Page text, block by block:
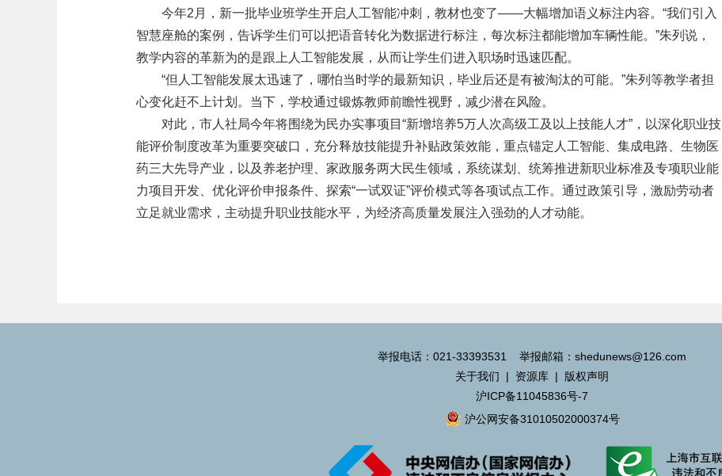
今年2月，新一批毕业班学生开启人工智能冲刺，教材也变了——大幅增加语义标注内容。“我们引入
智慧座舱的案例，告诉学生们可以把语音转化为数据进行标注，每次标注都能增加车辆性能。”朱列说，
教学内容的革新为的是跟上人工智能发展，从而让学生们进入职场时迅速匹配。
“但人工智能发展太迅速了，哪怕当时学的最新知识，毕业后还是有被淘汰的可能。”朱列等教学者担
心变化赶不上计划。当下，学校通过锻炼教师前瞻性视野，减少潜在风险。
对此，市人社局今年将围绕为民办实事项目“新增培养5万人次高级工及以上技能人才”，以深化职业技
能评价制度改革为重要突破口，充分释放技能提升补贴政策效能，重点锚定人工智能、集成电路、生物医
药三大先导产业，以及养老护理、家政服务两大民生领域，系统谋划、统筹推进新职业标准及专项职业能
力项目开发、优化评价申报条件、探索“一试双证”评价模式等各项试点工作。通过政策引导，激励劳动者
立足就业需求，主动提升职业技能水平，为经济高质量发展注入强劲的人才动能。
举报电话：021-33393531 举报邮箱：shedunews@126.com
关于我们 | 资源库 | 版权声明
沪ICP备11045836号-7
沪公网安备31010502000374号